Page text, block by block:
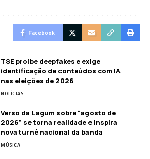
Facebook
TSE proíbe deepfakes e exige
identificação de conteúdos com IA
nas eleições de 2026
NOTÍCIAS
Verso da Lagum sobre “agosto de
2026” se torna realidade e inspira
nova turnê nacional da banda
MÚSICA